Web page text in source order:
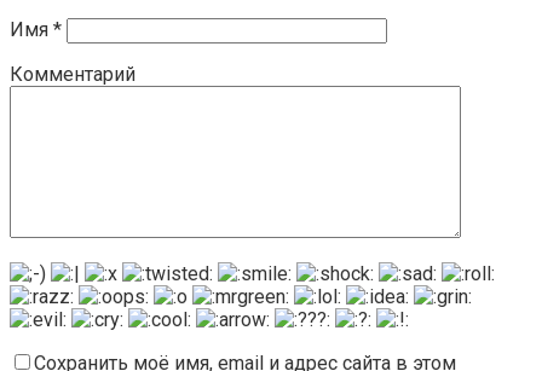
Имя *
Комментарий
Сохранить моё имя, email и адрес сайта в этом